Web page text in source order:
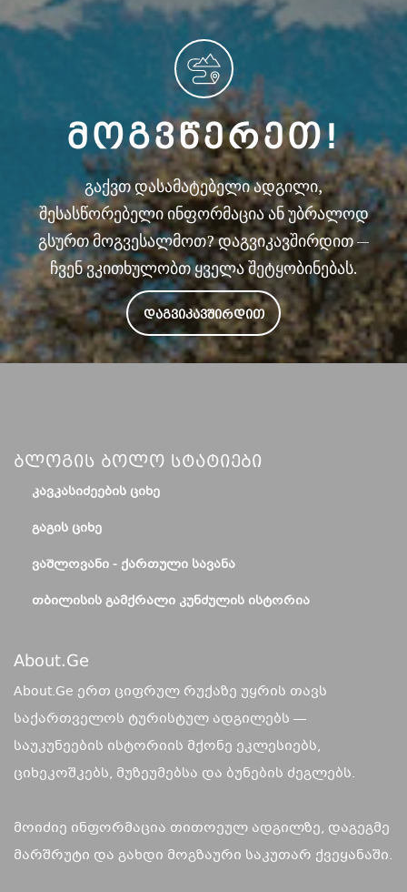
ᲛᲝᲒᲕᲬᲔᲠᲔᲗ!
გაქვთ დასამატებელი ადგილი,
შესასწორებელი ინფორმაცია ან უბრალოდ
გსურთ მოგვესალმოთ? დაგვიკავშირდით —
ჩვენ ვკითხულობთ ყველა შეტყობინებას.
ᲓᲐᲒᲕᲘᲙᲐᲕᲨᲘᲠᲓᲘᲗ
Ბლოგის Ბოლო Სტატიები
ᲙᲐᲕᲙᲐᲡᲘᲫᲔᲔᲑᲘᲡ ᲪᲘᲮᲔ
ᲒᲐᲒᲘᲡ ᲪᲘᲮᲔ
ᲕᲐᲨᲚᲝᲕᲐᲜᲘ - ᲥᲐᲠᲗᲣᲚᲘ ᲡᲐᲕᲐᲜᲐ
ᲗᲑᲘᲚᲘᲡᲘᲡ ᲒᲐᲛᲥᲠᲐᲚᲘ ᲙᲣᲜᲫᲣᲚᲘᲡ ᲘᲡᲢᲝᲠᲘᲐ
About.ge
About.Ge ერთ ციფრულ რუქაზე უყრის თავს
საქართველოს ტურისტულ ადგილებს —
საუკუნეების ისტორიის მქონე ეკლესიებს,
ციხეკოშკებს, მუზეუმებსა და ბუნების ძეგლებს.
მოიძიე ინფორმაცია თითოეულ ადგილზე, დაგეგმე
მარშრუტი და გახდი მოგზაური საკუთარ ქვეყანაში.